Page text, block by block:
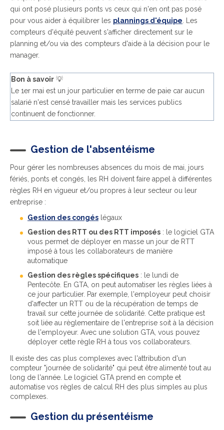
qui ont posé plusieurs ponts vs ceux qui n'en ont pas posé
pour vous aider à équilibrer les plannings d'équipe . Les
compteurs d'équité peuvent s'afficher directement sur le
planning et/ou via des compteurs d'aide à la décision pour le
manager.
Bon à savoir 💡
Le 1er mai est un jour particulier en terme de paie car aucun
salarié n'est censé travailler mais les services publics
continuent de fonctionner.
Gestion de l'absentéisme
Pour gérer les nombreuses absences du mois de mai, jours
fériés, ponts et congés, les RH doivent faire appel à différentes
règles RH en vigueur et/ou propres à leur secteur ou leur
entreprise :
Gestion des congés légaux
Gestion des RTT ou des RTT imposés : le logiciel GTA
vous permet de déployer en masse un jour de RTT
imposé à tous les collaborateurs de manière
automatique
Gestion des règles spécifiques : le lundi de
Pentecôte. En GTA, on peut automatiser les règles liées à
ce jour particulier. Par exemple, l'employeur peut choisir
d'affecter un RTT ou de la récupération de temps de
travail sur cette journée de solidarité. Cette pratique est
soit liée au règlementaire de l'entreprise soit à la décision
de l'employeur. Avec une solution GTA, vous pouvez
déployer cette règle RH à tous vos collaborateurs.
Il existe des cas plus complexes avec l'attribution d'un
compteur "journée de solidarité" qui peut être alimenté tout au
long de l'année. Le logiciel GTA prend en compte et
automatise vos règles de calcul RH des plus simples au plus
complexes.
Gestion du présentéisme